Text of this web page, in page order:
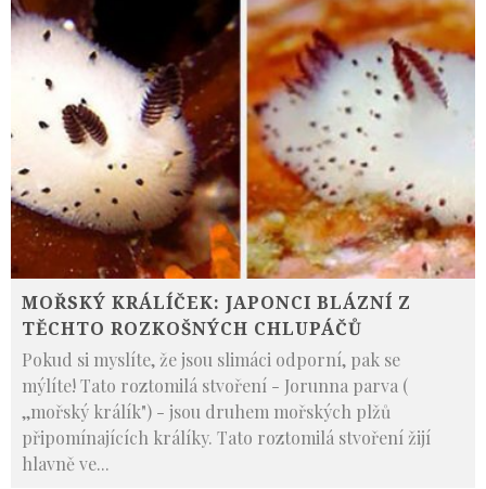
MOŘSKÝ KRÁLÍČEK: JAPONCI BLÁZNÍ Z
TĚCHTO ROZKOŠNÝCH CHLUPÁČŮ
Pokud si myslíte, že jsou slimáci odporní, pak se
mýlíte! Tato roztomilá stvoření - Jorunna parva (
,,mořský králík") - jsou druhem mořských plžů
připomínajících králíky. Tato roztomilá stvoření žijí
hlavně ve...